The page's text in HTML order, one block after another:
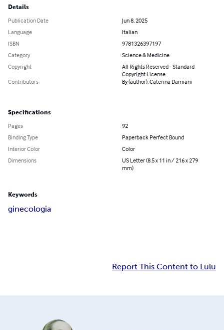
Details
Publication Date
Jun 8, 2025
Language
Italian
ISBN
9781326397197
Category
Science & Medicine
Copyright
All Rights Reserved - Standard
Copyright License
Contributors
By (author): Caterina Damiani
Specifications
Pages
92
Binding Type
Paperback Perfect Bound
Interior Color
Color
Dimensions
US Letter (8.5 x 11 in / 216 x 279
mm)
Keywords
ginecologia
Report This Content to Lulu